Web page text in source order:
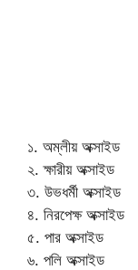
১. অম্লীয় অক্সাইড
২. ক্ষারীয় অক্সাইড
৩. উভধর্মী অক্সাইড
৪. নিরপেক্ষ অক্সাইড
৫. পার অক্সাইড
৬. পলি অক্সাইড